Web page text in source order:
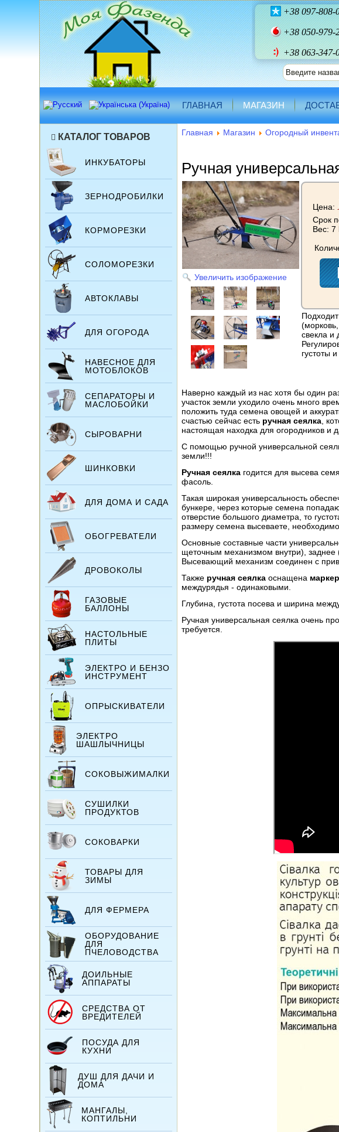
+38097-808-
+38050-979-
+38 063-347-
ГЛАВНАЯ МАГАЗИН
КАТАЛОГ ТОВАРОВ
ИНКУБАТОРЫ
ЗЕРНОДРОБИЛКИ
КОРМОРЕЗКИ
СОЛОМОРЕЗКИ
АВТОКЛАВЫ
ДЛЯ ОГОРОДА
НАВЕСНОЕ ДЛЯ
МОТОБЛОКОВ
СЕПАРАТОРЫ И
МАСЛОБОЙКИ
СЫРОВАРНИ
ШИНКОВКИ
ДЛЯ ДОМА И САДА
ОБОГРЕВАТЕЛИ
ДРОВОКОЛЫ
ГАЗОВЫЕ
БАЛЛОНЫ
НАСТОЛЬНЫЕ
ПЛИТЫ
ЭЛЕКТРО И БЕНЗО
ИНСТРУМЕНТ
ОПРЫСКИВАТЕЛИ
ЭЛЕКТРО
ШАШЛЫЧНИЦЫ
СОКОВЫЖИМАЛКИ
СУШИЛКИ
ПРОДУКТОВ
СОКОВАРКИ
ТОВАРЫ ДЛЯ
ЗИМЫ
ДЛЯ ФЕРМЕРА
ОБОРУДОВАНИЕ
ДЛЯ
ПЧЕЛОВОДСТВА
ДОИЛЬНЫЕ
АППАРАТЫ
СРЕДСТВА ОТ
ВРЕДИТЕЛЕЙ
ПОСУДА ДЛЯ
КУХНИ
ДУШ ДЛЯ ДАЧИ И
ДОМА
МАНГАЛЫ,
КОПТИЛЬНИ
Главная Магазин Огородный
Ручная
Увеличить изображение
Цена:
Срок
Вес:7
(морковь,
свекла и
густоты
Наверно каждый из нас хотя бы один
участок земли уходило очень много
положить туда семена овощей и
счастью сейчас есть ручная сеялка ,
настоящая находка для огородников и
С помощью ручной универсальной
земли!!!
Ручнаясеялка годится для высева
фасоль.
Такая широкая универсальность
бункере, через которые семена
отверстие большого диаметра, то
размеру семена высеваете,
Основные составные части
щеточным механизмом внутри), заднее
Высевающий механизм соединен с
Также ручная сеялка оснащена
междурядья - одинаковыми.
Глубина, густота посева и ширина
Ручная универсальная сеялка очень
требуется.